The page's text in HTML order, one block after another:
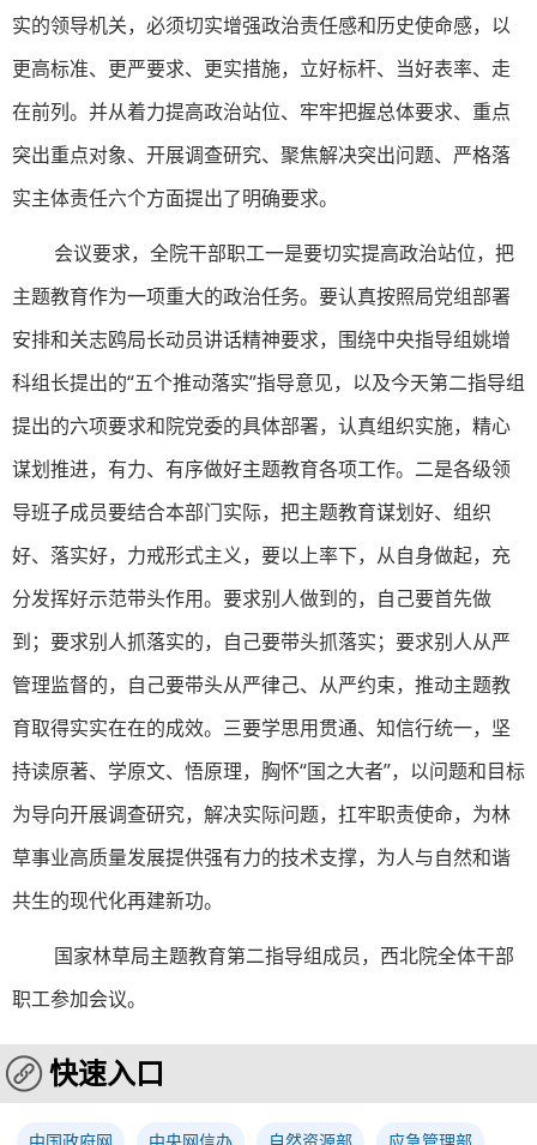
实的领导机关，必须切实增强政治责任感和历史使命感，以
更高标准、更严要求、更实措施，立好标杆、当好表率、走
在前列。并从着力提高政治站位、牢牢把握总体要求、重点
突出重点对象、开展调查研究、聚焦解决突出问题、严格落
实主体责任六个方面提出了明确要求。
会议要求，全院干部职工一是要切实提高政治站位，把
主题教育作为一项重大的政治任务。要认真按照局党组部署
安排和关志鸥局长动员讲话精神要求，围绕中央指导组姚增
科组长提出的“五个推动落实”指导意见，以及今天第二指导组
提出的六项要求和院党委的具体部署，认真组织实施，精心
谋划推进，有力、有序做好主题教育各项工作。二是各级领
导班子成员要结合本部门实际，把主题教育谋划好、组织
好、落实好，力戒形式主义，要以上率下，从自身做起，充
分发挥好示范带头作用。要求别人做到的，自己要首先做
到；要求别人抓落实的，自己要带头抓落实；要求别人从严
管理监督的，自己要带头从严律己、从严约束，推动主题教
育取得实实在在的成效。三要学思用贯通、知信行统一，坚
持读原著、学原文、悟原理，胸怀“国之大者”，以问题和目标
为导向开展调查研究，解决实际问题，扛牢职责使命，为林
草事业高质量发展提供强有力的技术支撑，为人与自然和谐
共生的现代化再建新功。
国家林草局主题教育第二指导组成员，西北院全体干部
职工参加会议。
快速入口